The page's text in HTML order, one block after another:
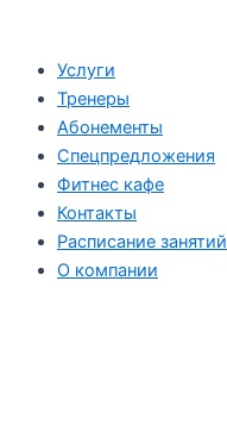
содержимому
Услуги
Тренеры
Абонементы
Спецпредложения
Фитнес кафе
Контакты
Расписание занятий
О компании